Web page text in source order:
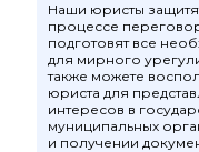
Наши юристы
процессе
подготовят все
для мирного
также можете
юриста для
интересов в
муниципальных
и получении